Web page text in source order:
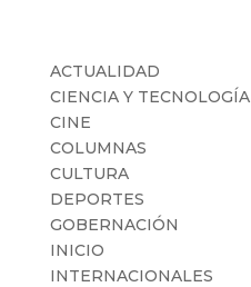
ACTUALIDAD
CIENCIA Y TECNOLOGÍA
CINE
COLUMNAS
CULTURA
DEPORTES
GOBERNACIÓN
INICIO
INTERNACIONALES